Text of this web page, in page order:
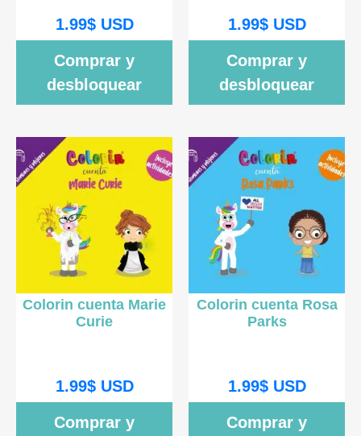
1.99$USD
Comprar y
desbloquear
1.99$USD
Comprar y
desbloquear
Colorin cuenta Marie
Curie
1.99$USD
Comprar y
Colorin cuenta Rosa
Parks
1.99$USD
Comprar y